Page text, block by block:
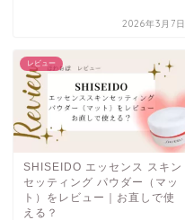
2026年3月7日
レビュー
SHISEIDO エッセンス スキン
セッティング パウダー（マッ
ト）をレビュー｜お直しで使
える？